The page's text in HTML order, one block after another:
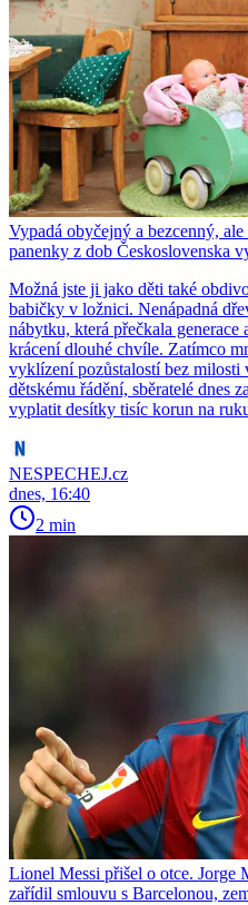
Vypadá obyčejný a bezcenný,
panenky z dob Československa
Možná jste ji jako děti také
babičky v ložnici. Nenápadná
nábytku, která přečkala
krácení dlouhé chvíle. Zatímco
vyklízení pozůstalostí bez milosti
dětskému řádění, sběratelé dnes
vyplatit desítky tisíc korun na
NESPECHEJ.cz
dnes, 16:40
2 min
Lionel Messi přišel o otce. Jorge
zařídil smlouvu s Barcelonou,